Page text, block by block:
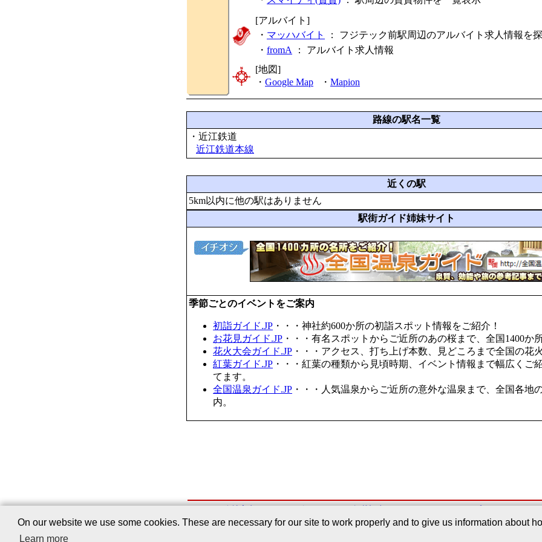
[アルバイト]
・ マッハバイト
： フジテック前駅周辺のアルバイト求人情報を
・ fromA ： アルバイト求人情報
[地図]
・ Google Map ・ Mapion
路線の駅名一覧
・近江鉄道
近江鉄道本線
近くの駅
5km以内に他の駅はありません
駅街ガイド姉妹サイト
季節ごとのイベントをご案内
初詣ガイド.JP ・・・神社約600か所の初詣スポット情報をご紹介！
お花見ガイド.JP ・・・有名スポットからご近所のあの桜まで、全国1400か
花火大会ガイド.JP ・・・アクセス、打ち上げ本数、見どころまで全国の花
紅葉ガイド.JP ・・・紅葉の種類から見頃時期、イベント情報まで幅広くご
てます。
全国温泉ガイド.JP ・・・人気温泉からご近所の意外な温泉まで、全国各地
内。
On our website we use some cookies. These are necessary for our site to work properly and to give us information about
Learn more